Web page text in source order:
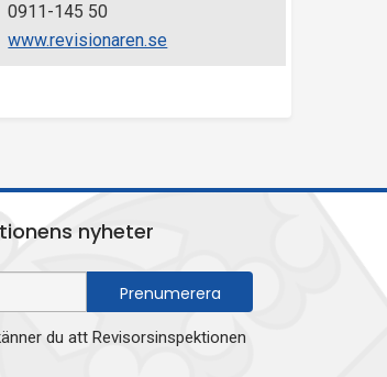
0911-145 50
www.revisionaren.se
nyheter
du att Revisorsinspektionen